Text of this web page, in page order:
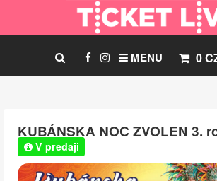
0
MENU
KUBÁNSKA NOC ZVOLEN 3.
V predaji